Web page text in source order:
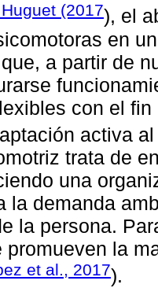
(2017), el
en
a partir de
con el
activa
trata de
una
la demanda
la persona.
promueven la
et al., 2017).